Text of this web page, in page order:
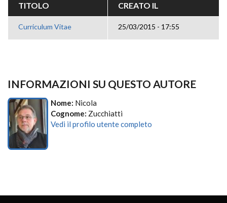
TITOLO CREATO IL
Curriculum Vitae 25/03/2015 - 17:55
INFORMAZIONI SU QUESTO AUTORE
Nome: Nicola
Cognome: Zucchiatti
Vedi il profilo utente completo